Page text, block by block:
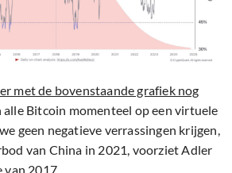
met de bovenstaande grafiek nog
alle Bitcoin momenteel op een virtuele
geen negatieve verrassingen krijgen,
van China in 2021, voorziet Adler
2017.